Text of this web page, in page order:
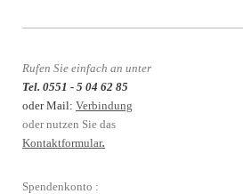
Rufen Sie einfach an unter
Tel. 0551 - 5 04 62 85
oder Mail: Verbindung
oder nutzen Sie das
Kontaktformular.
Spendenkonto :